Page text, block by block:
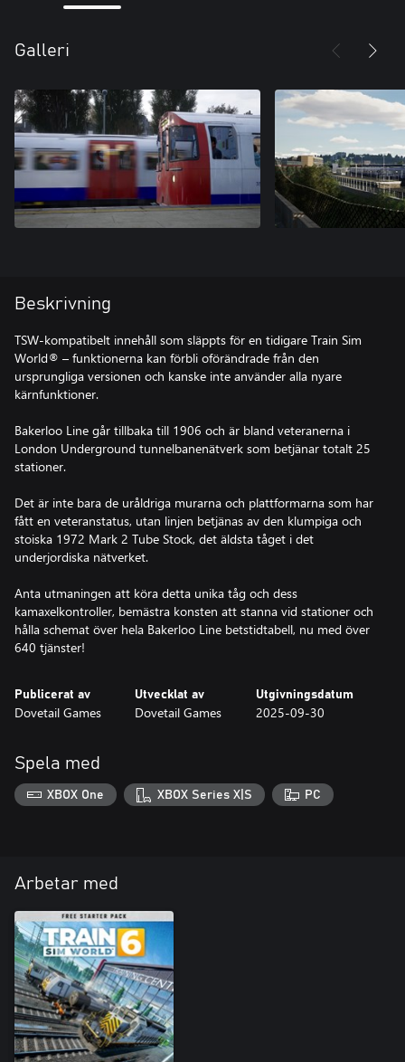
Galleri
Beskrivning
TSW-kompatibelt innehåll som släppts för en tidigare Train Sim
World® – funktionerna kan förbli oförändrade från den
ursprungliga versionen och kanske inte använder alla nyare
kärnfunktioner.
Bakerloo Line går tillbaka till 1906 och är bland veteranerna i
London Underground tunnelbanenätverk som betjänar totalt 25
stationer.
Det är inte bara de uråldriga murarna och plattformarna som har
fått en veteranstatus, utan linjen betjänas av den klumpiga och
stoiska 1972 Mark 2 Tube Stock, det äldsta tåget i det
underjordiska nätverket.
Anta utmaningen att köra detta unika tåg och dess
kamaxelkontroller, bemästra konsten att stanna vid stationer och
hålla schemat över hela Bakerloo Line betstidtabell, nu med över
640 tjänster!
Publicerat av
Dovetail Games
Utvecklat av
Dovetail Games
Utgivningsdatum
2025-09-30
Spela med
XBOX One XBOX Series X|S PC
Arbetar med